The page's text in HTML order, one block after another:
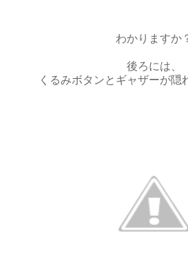
わかりますか
後ろには、
くるみボタンとギャザーが隠